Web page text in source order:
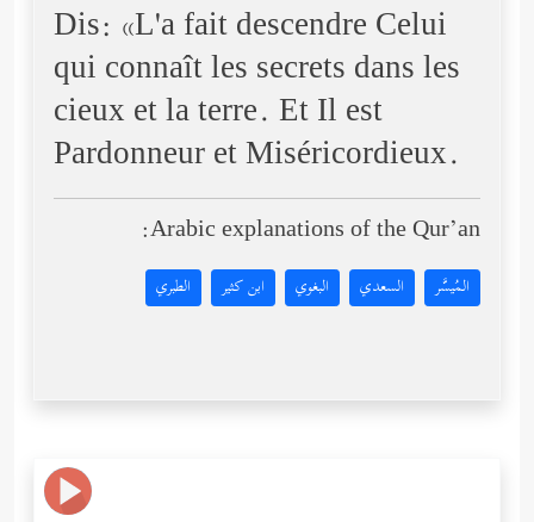
Dis: «L'a fait descendre Celui
qui connaît les secrets dans les
cieux et la terre. Et Il est
Pardonneur et Miséricordieux.
Arabic explanations of the Qur’an:
المُيسَّر السعدي البغوي ابن كثير الطبري